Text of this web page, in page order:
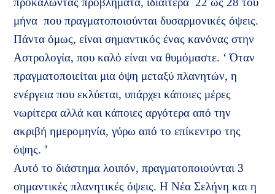
μήνα που πραγματοποιούνται δυσαρμονικές όψεις.
Πάντα όμως, είναι σημαντικός ένας κανόνας στην
Αστρολογία, που καλό είναι να θυμόμαστε. ‘ Όταν
πραγματοποιείται μια όψη μεταξύ πλανητών, η
ενέργεια που εκλύεται, υπάρχει κάποιες μέρες
νωρίτερα αλλά και κάποιες αργότερα από την
ακριβή ημερομηνία, γύρω από το επίκεντρο της
όψης. ’
Αυτό το διάστημα λοιπόν, πραγματοποιούνται 3
σημαντικές πλανητικές όψεις. Η Νέα Σελήνη και η